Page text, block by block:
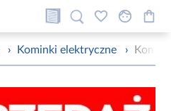
› Kominki elektryczne ›